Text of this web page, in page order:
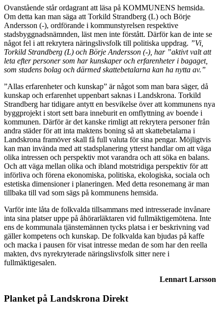
Ovanstående står ordagrant att läsa på KOMMUNENS hemsida.
Om detta kan man säga att Torkild Strandberg (L) och Börje
Andersson (-), ordförande i kommunstyrelsen respektive
stadsbyggnadsnämnden, läst men inte förstått. Därför kan de inte se
något fel i att rekrytera näringslivsfolk till politiska uppdrag. ”Vi,
Torkild Strandberg (L) och Börje Andersson (-), har ”aktivt valt att
leta efter personer som har kunskaper och erfarenheter i bagaget,
som stadens bolag och därmed skattebetalarna kan ha nytta av.”
”Allas erfarenheter och kunskap” är något som man bara säger, då
kunskap och erfarenhet uppenbart saknas i Landskrona. Torkild
Strandberg har tidigare antytt en besvikelse över att kommunens nya
byggprojekt i stort sett bara inneburit en omflyttning av boende i
kommunen. Därför är det kanske rimligt att rekrytera personer från
andra städer för att inta maktens boning så att skattebetalarna i
Landskrona framöver skall få full valuta för sina pengar. Möjligtvis
kan man invända med att stadsplanering ytterst handlar om att väga
olika intressen och perspektiv mot varandra och att söka en balans.
Och att väga mellan olika och ibland motstridiga perspektiv för att
införliva och förena ekonomiska, politiska, ekologiska, sociala och
estetiska dimensioner i planeringen. Med detta resonemang är man
tillbaka till vad som sägs på kommunens hemsida.
Varför inte låta de folkvalda tillsammans med intresserade invånare
inta sina platser uppe på åhörarläktaren vid fullmäktigemötena. Inte
ens de kommunala tjänstemännen tycks platsa i er beskrivning vad
gäller kompetens och kunskap. De folkvalda kan bjudas på kaffe
och macka i pausen för visat intresse medan de som har den reella
makten, dvs nyrekryterade näringslivsfolk sitter nere i
fullmäktigesalen.
Lennart Larsson
Planket på Landskrona Direkt